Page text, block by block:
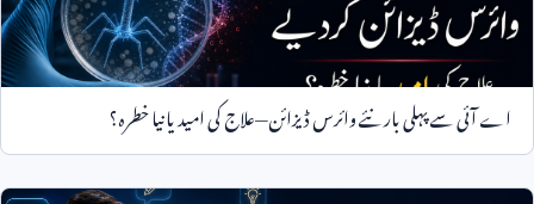
اے آئی سے پہلی بار نئے وائرس ڈیزائن—علاج کی امید یا نیا خطرہ؟